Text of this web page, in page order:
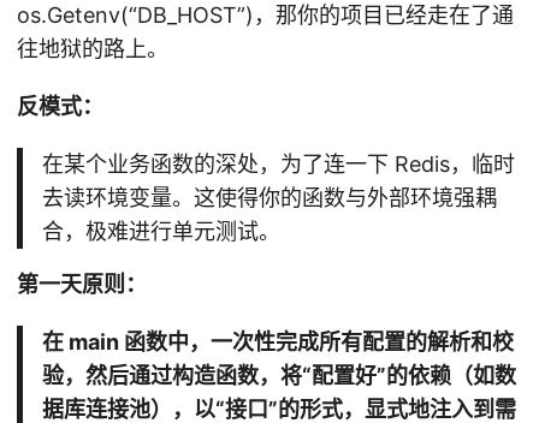
os.Getenv(“DB_HOST”)，那你的项目已经走在了通
往地狱的路上。
反模式：
在某个业务函数的深处，为了连一下 Redis，临时
去读环境变量。这使得你的函数与外部环境强耦
合，极难进行单元测试。
第一天原则：
在 main 函数中，一次性完成所有配置的解析和校
验，然后通过构造函数，将“配置好”的依赖（如数
据库连接池），以“接口”的形式，显式地注入到需